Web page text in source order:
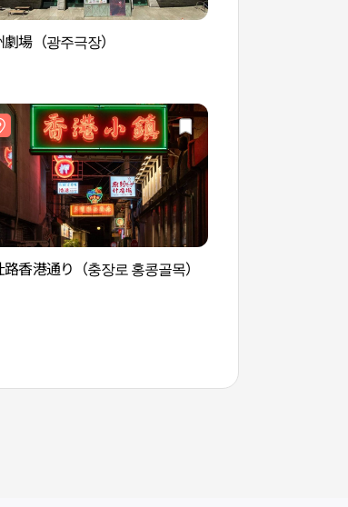
場（광주극장）
路香港通り（충장로 홍콩골목）